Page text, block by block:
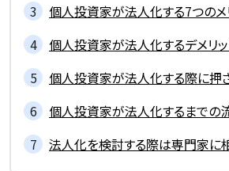
個人投資家が法人化する7つのメ
個人投資家が法人化するデメリ
個人投資家が法人化する際に押
個人投資家が法人化するまでの
法人化を検討する際は専門家に